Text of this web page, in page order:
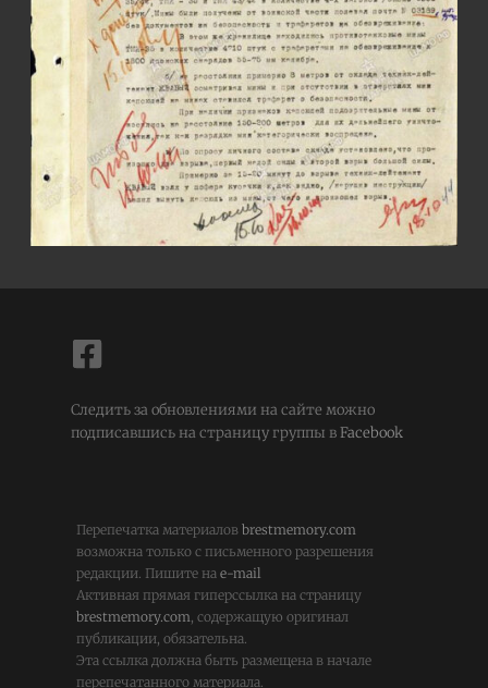
Следить за обновлениями на сайте можно
подписавшись на страницу группы вFacebook
Перепечатка материалов brestmemory.com
возможна только с письменного разрешения
редакции. Пишите на e-mail
Активная прямая гиперссылка на страницу
brestmemory.com, содержащую оригинал
публикации, обязательна.
Эта ссылка должна быть размещена в начале
перепечатанного материала.